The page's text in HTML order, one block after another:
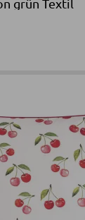
grün Textil